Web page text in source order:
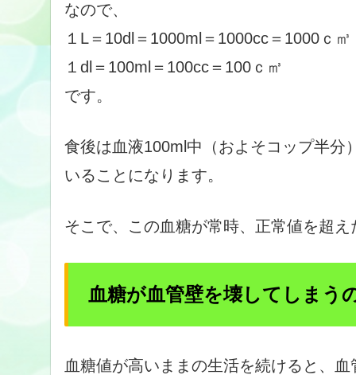
なので、
１L＝10dl＝1000ml＝1000cc＝1000ｃ㎥
１dl＝100ml＝100cc＝100ｃ㎥
です。
食後は血液100ml中（およそコップ半分
いることになります。
そこで、この血糖が常時、正常値を超
血糖が血管壁を壊してしまう
血糖値が高いままの生活を続けると、